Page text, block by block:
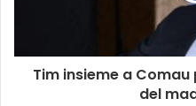
Tim insieme a
del